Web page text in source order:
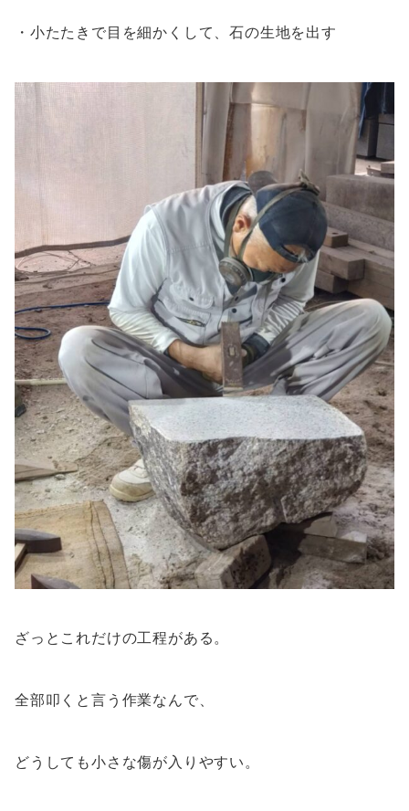
・小たたきで目を細かくして、石の生地を出す
ざっとこれだけの工程がある。
全部叩くと言う作業なんで、
どうしても小さな傷が入りやすい。